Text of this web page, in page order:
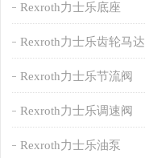
Rexroth力士乐底座
Rexroth力士乐齿轮马达
Rexroth力士乐节流阀
Rexroth力士乐调速阀
Rexroth力士乐油泵